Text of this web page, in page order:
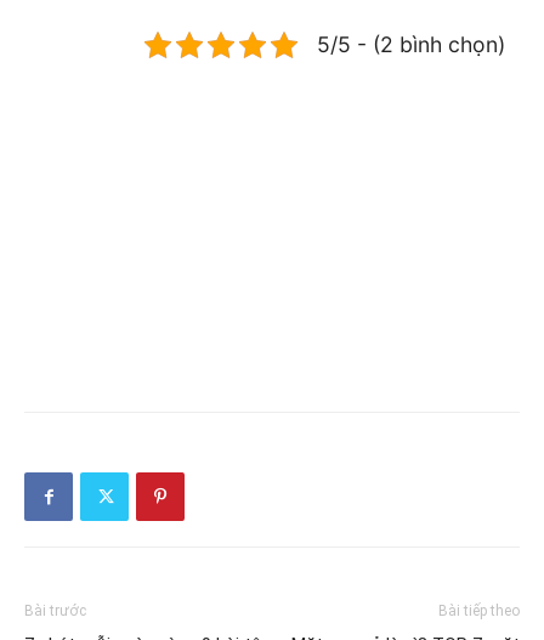
5/5 - (2 bình chọn)
Bài trước Bài tiếp theo